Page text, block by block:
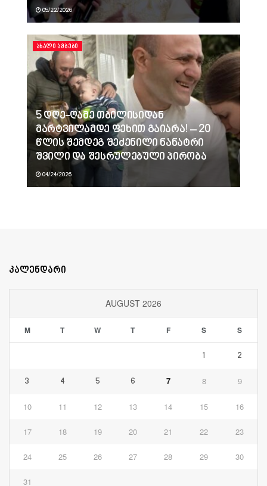
05/22/2026
ᲐᲮᲐᲚᲘ ᲐᲛᲑᲔᲑᲘ
5 დღე-ღამე თბილისიდან
მარტვილამდე ფეხით გაიარა! – 20
წლის შემდეგ შეძენილი ნანატრი
შვილი და შესრულებული პირობა
04/24/2026
კალენდარი
AUGUST 2026
M T W T F S S
1 2
3 4 5 6 7 8 9
10 11 12 13 14 15 16
17 18 19 20 21 22 23
24 25 26 27 28 29 30
31